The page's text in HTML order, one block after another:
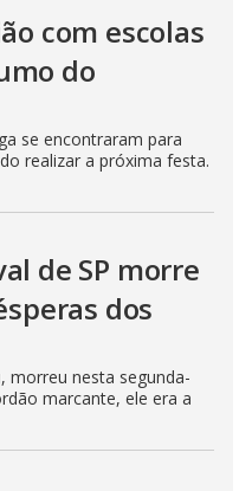
com escolas
do
se encontraram para
realizar a próxima festa.
de SP morre
dos
morreu nesta segunda-
marcante, ele era a